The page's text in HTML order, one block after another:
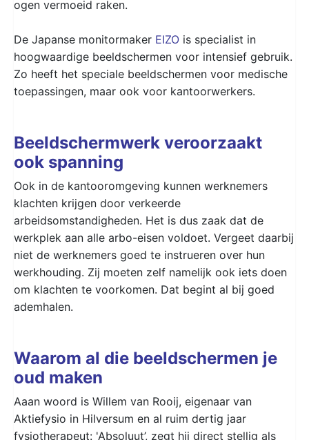
ogen vermoeid raken.
De Japanse monitormaker EIZO is specialist in
hoogwaardige beeldschermen voor intensief gebruik.
Zo heeft het speciale beeldschermen voor medische
toepassingen, maar ook voor kantoorwerkers.
Beeldschermwerk veroorzaakt
ook spanning
Ook in de kantooromgeving kunnen werknemers
klachten krijgen door verkeerde
arbeidsomstandigheden. Het is dus zaak dat de
werkplek aan alle arbo-eisen voldoet. Vergeet daarbij
niet de werknemers goed te instrueren over hun
werkhouding. Zij moeten zelf namelijk ook iets doen
om klachten te voorkomen. Dat begint al bij goed
ademhalen.
Waarom al die beeldschermen je
oud maken
Aaan woord is Willem van Rooij, eigenaar van
Aktiefysio in Hilversum en al ruim dertig jaar
fysiotherapeut: 'Absoluut’, zegt hij direct stellig als